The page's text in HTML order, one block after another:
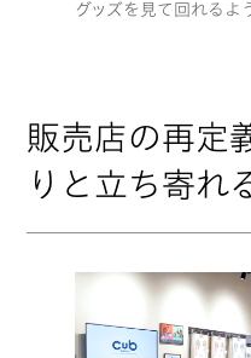
グッズを見て回れるよ
販売店の再定
りと立ち寄れ